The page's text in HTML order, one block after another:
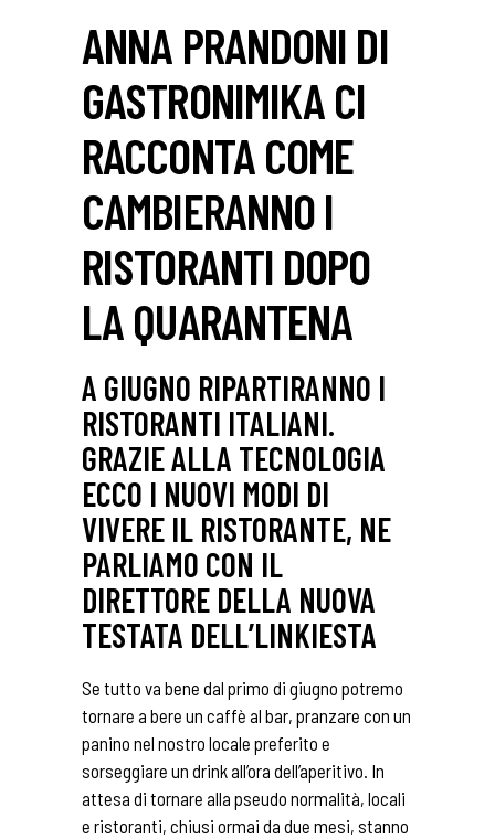
ANNA PRANDONI DI
GASTRONIMIKA CI
RACCONTA COME
CAMBIERANNO I
RISTORANTI DOPO
LA QUARANTENA
A GIUGNO RIPARTIRANNO I
RISTORANTI ITALIANI.
GRAZIE ALLA TECNOLOGIA
ECCO I NUOVI MODI DI
VIVERE IL RISTORANTE, NE
PARLIAMO CON IL
DIRETTORE DELLA NUOVA
TESTATA DELL’LINKIESTA
Se tutto va bene dal primo di giugno potremo
tornare a bere un caffè al bar, pranzare con un
panino nel nostro locale preferito e
sorseggiare un drink all’ora dell’aperitivo. In
attesa di tornare alla pseudo normalità, locali
e ristoranti, chiusi ormai da due mesi, stanno